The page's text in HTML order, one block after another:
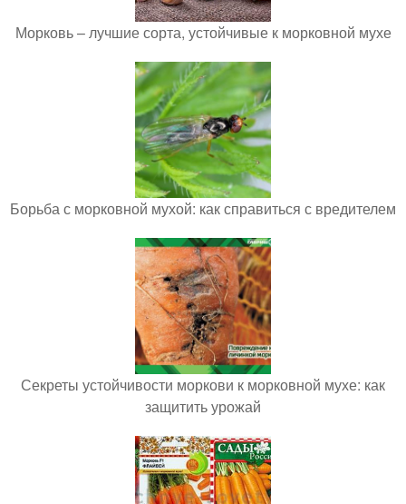
Морковь – лучшие сорта, устойчивые к морковной мухе
Борьба с морковной мухой: как справиться с вредителем
Секреты устойчивости моркови к морковной мухе: как
защитить урожай